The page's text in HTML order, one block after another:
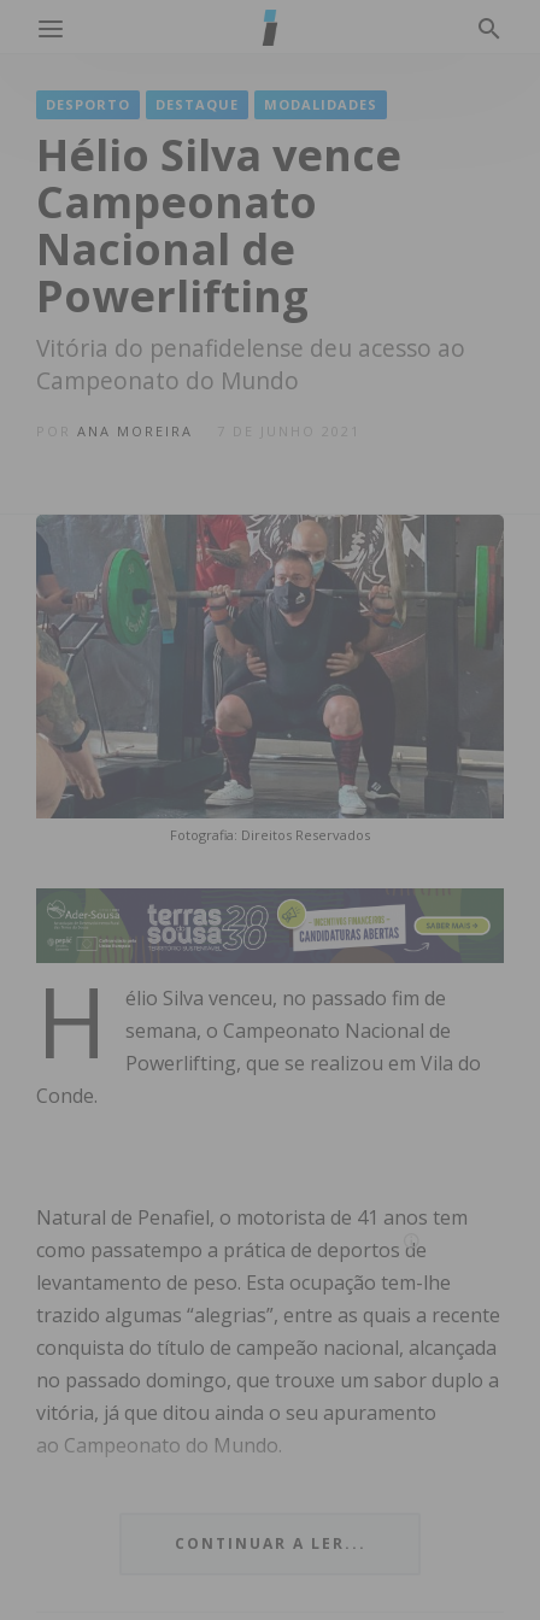
DESPORTO DESTAQUE MODALIDADES
Hélio Silva vence
Campeonato
Nacional de
Powerlifting
Vitória do penafidelense deu acesso ao
Campeonato do Mundo
ANA MOREIRA 7 DE JUNHO 2021
Fotografia: Direitos Reservados
H
élio Silva venceu, no passado fim de
semana, o Campeonato Nacional de
Powerlifting, que se realizou em Vila do
Conde.
Natural de Penafiel, o motorista de 41 anos tem
como passatempo a prática de deportos de
levantamento de peso. Esta ocupação tem-lhe
trazido algumas “alegrias”, entre as quais a recente
conquista do título de campeão nacional, alcançada
no passado domingo, que trouxe um sabor duplo a
vitória, já que ditou ainda o seu apuramento
ao Campeonato do Mundo.
sentir-se “bastante feliz e orgulhoso de atingir
CONTINUAR A LER...